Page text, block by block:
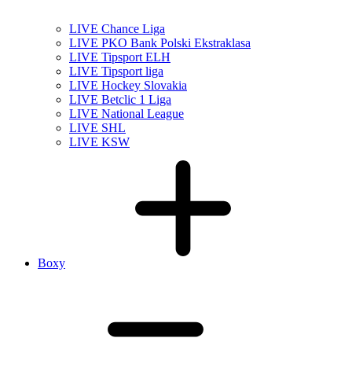
LIVE Chance Liga
LIVE PKO Bank Polski Ekstraklasa
LIVE Tipsport ELH
LIVE Tipsport liga
LIVE Hockey Slovakia
LIVE Betclic 1 Liga
LIVE National League
LIVE SHL
LIVE KSW
Boxy